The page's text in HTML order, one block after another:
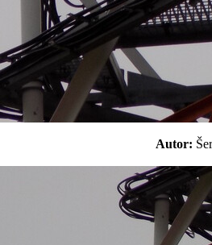
Autor: